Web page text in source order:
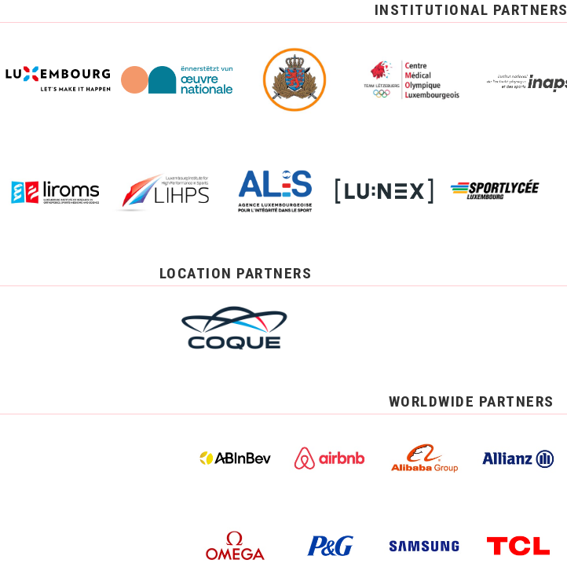
INSTITUTIONAL PARTNERS
LOCATION PARTNERS
WORLDWIDE PARTNERS